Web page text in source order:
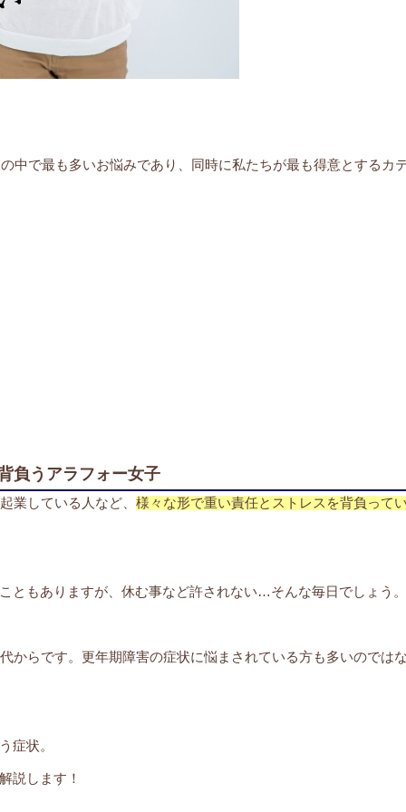
中で最も多いお悩みであり、同時に私たちが最も得意とするカ
負うアラフォー女子
業している人など、 様々な形で重い責任とストレスを背負って
ともありますが、休む事など許されない…そんな毎日でしょう。
からです。更年期障害の症状に悩まされている方も多いのでは
症状。
説します！